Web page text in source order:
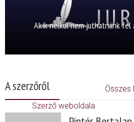
Akik nélkül nem juthatnánk fel
A szerzőről
Összes
Szerző weboldala